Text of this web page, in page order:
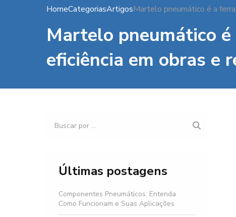
HomeCategoriasArtigosMartelo pneumático é a
Martelo pneumático
eficiência em obras e
Últimas postagens
Componentes Pneumáticos: Entenda
Como Funcionam e Suas Aplicações